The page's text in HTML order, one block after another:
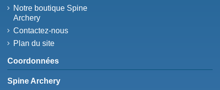
Notre boutique Spine
Archery
Contactez-nous
Plan du site
Coordonnées
Spine Archery